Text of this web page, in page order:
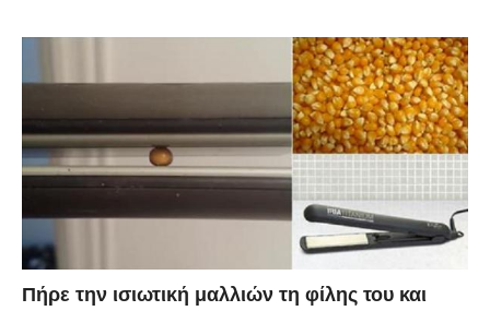
Πήρε την ισιωτική μαλλιών τη φίλης του και